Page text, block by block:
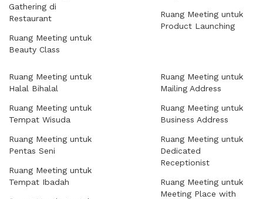
Gathering di
Restaurant
Ruang Meeting untuk
Beauty Class
Ruang Meeting untuk
Product Launching
Ruang Meeting untuk
Halal Bihalal
Ruang Meeting untuk
Tempat Wisuda
Ruang Meeting untuk
Pentas Seni
Ruang Meeting untuk
Tempat Ibadah
Ruang Meeting untuk
Mailing Address
Ruang Meeting untuk
Business Address
Ruang Meeting untuk
Dedicated
Receptionist
Ruang Meeting untuk
Meeting Place with